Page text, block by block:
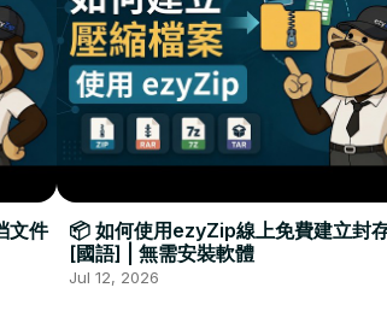
文件
📦 如何使用ezyZip線上免費建立封
[國語] | 無需安裝軟體
Jul 12, 2026